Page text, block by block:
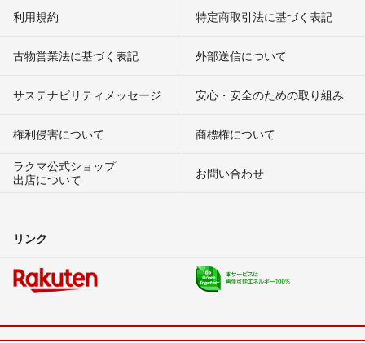
利用規約 特定商取引法に基づく表記
古物営業法に基づく表記 外部送信について
サステナビリティメッセージ 安心・安全のための取り組み
権利侵害について
商標権について
ラクマ公式ショップ
出店について
お問い合わせ
リンク